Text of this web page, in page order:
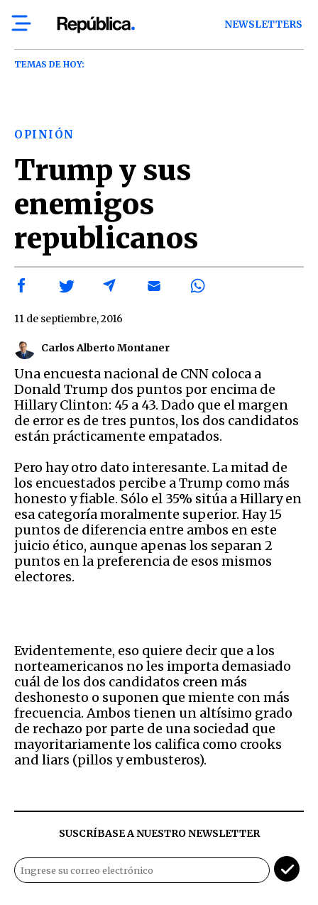
NEWSLETTERS
TEMAS DE HOY:
OPINIÓN
Trump y sus
enemigos
republicanos
Carlos Alberto Montaner
11 de septiembre, 2016
Una encuesta nacional de CNN coloca a
Donald Trump dos puntos por encima de
Hillary Clinton: 45 a 43. Dado que el margen
de error es de tres puntos, los dos candidatos
están prácticamente empatados.
Pero hay otro dato interesante. La mitad de
los encuestados percibe a Trump como más
honesto y fiable. Sólo el 35% sitúa a Hillary en
esa categoría moralmente superior. Hay 15
puntos de diferencia entre ambos en este
juicio ético, aunque apenas los separan 2
puntos en la preferencia de esos mismos
electores.
Evidentemente, eso quiere decir que a los
norteamericanos no les importa demasiado
cuál de los dos candidatos creen más
deshonesto o suponen que miente con más
frecuencia. Ambos tienen un altísimo grado
de rechazo por parte de una sociedad que
mayoritariamente los califica como crooks
and liars (pillos y embusteros).
SUSCRÍBASE A NUESTRO NEWSLETTER